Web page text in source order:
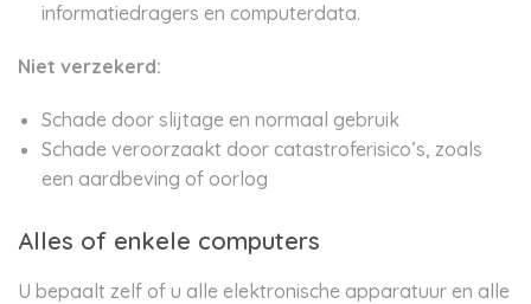
informatiedragers en computerdata.
Niet verzekerd:
Schade door slijtage en normaal gebruik
Schade veroorzaakt door catastroferisico’s, zoals
een aardbeving of oorlog
Alles of enkele computers
U bepaalt zelf of u alle elektronische apparatuur en alle